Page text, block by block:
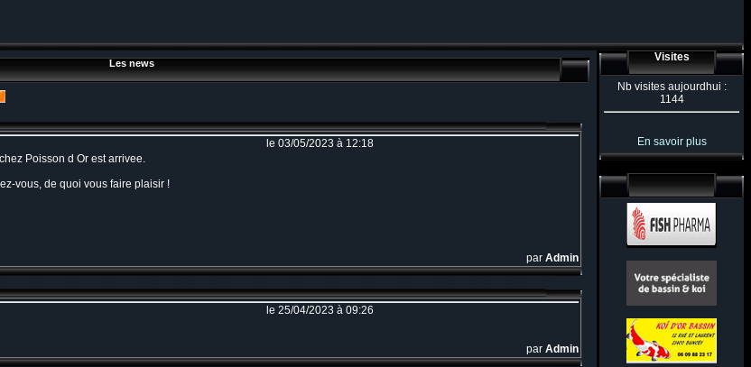
Les news
le 03/05/2023 à 12:18
Poisson d Or est arrivee.
vous, de quoi vous faire plaisir !
par Admin
le 25/04/2023 à 09:26
par Admin
Visites
Nb visites aujourdhui :
1144
En savoir plus